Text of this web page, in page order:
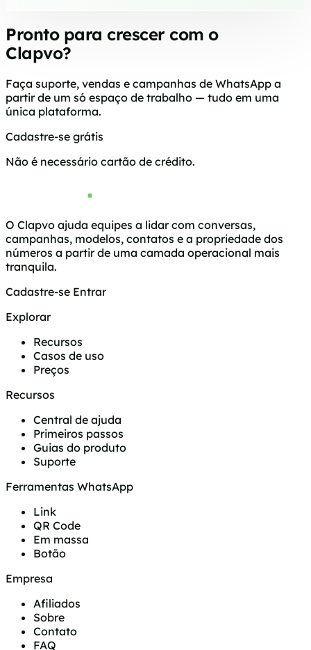
Pronto para crescer com o
Clapvo?
Faça suporte, vendas e campanhas de WhatsApp a
partir de um só espaço de trabalho — tudo em uma
única plataforma.
Cadastre-se grátis
Não é necessário cartão de crédito.
O Clapvo ajuda equipes a lidar com conversas,
campanhas, modelos, contatos e a propriedade dos
números a partir de uma camada operacional mais
tranquila.
Cadastre-se Entrar
Explorar
Recursos
Casos de uso
Preços
Recursos
Central de ajuda
Primeiros passos
Guias do produto
Suporte
Ferramentas WhatsApp
Link
QR Code
Em massa
Botão
Empresa
Afiliados
Sobre
Contato
FAQ